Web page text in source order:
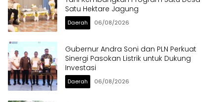
Satu Hektare Jagung
Daerah 06/08/2026
Gubernur Andra Soni dan PLN Perkuat
Sinergi Pasokan Listrik untuk Dukung
Investasi
Daerah 06/08/2026